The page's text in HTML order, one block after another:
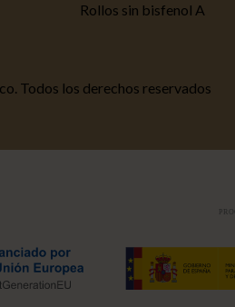
Rollos sin bisfenol A
Todos los derechos reservados